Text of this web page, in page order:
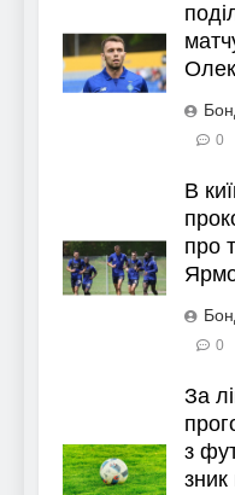
0
В
про
0
За
з